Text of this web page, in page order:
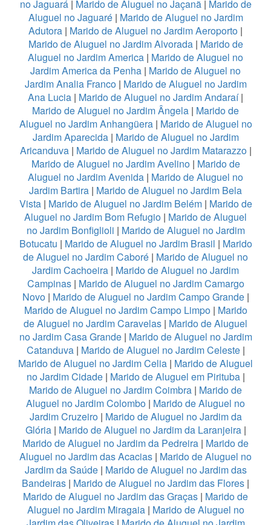
no Jaguará| Marido de Aluguel no Jaçanã| Marido de
Aluguel no Jaguaré| Marido de Aluguel no Jardim
Adutora | Marido de Aluguel no Jardim Aeroporto |
Marido de Aluguel no Jardim Alvorada| Marido de
Aluguel no Jardim America | Marido de Aluguel no
Jardim America da Penha | Marido de Aluguel no
Jardim Analia Franco| Marido de Aluguel no Jardim
Ana Lucia | Marido de Aluguel no Jardim Andaraí|
Marido de Aluguel no Jardim Ângela | Marido de
Aluguel no Jardim Anhangüera| Marido de Aluguel no
Jardim Aparecida| Marido de Aluguel no Jardim
Aricanduva| Marido de Aluguel no Jardim Matarazzo|
Marido de Aluguel no Jardim Avelino| Marido de
Aluguel no Jardim Avenida | Marido de Aluguel no
Jardim Bartira | Marido de Aluguel no Jardim Bela
Vista| Marido de Aluguel no Jardim Belém| Marido de
Aluguel no Jardim Bom Refugio | Marido de Aluguel
no Jardim Bonfiglioli | Marido de Aluguel no Jardim
Botucatu | Marido de Aluguel no Jardim Brasil | Marido
de Aluguel no Jardim Caboré | Marido de Aluguel no
Jardim Cachoeira | Marido de Aluguel no Jardim
Campinas| Marido de Aluguel no Jardim Camargo
Novo| Marido de Aluguel no Jardim Campo Grande|
Marido de Aluguel no Jardim Campo Limpo| Marido
de Aluguel no Jardim Caravelas | Marido de Aluguel
no Jardim Casa Grande| Marido de Aluguel no Jardim
Catanduva| Marido de Aluguel no Jardim Celeste|
Marido de Aluguel no Jardim Celia | Marido de Aluguel
no Jardim Cidade| Marido de Aluguel em Pirituba|
Marido de Aluguel no Jardim Coimbra | Marido de
Aluguel no Jardim Colombo | Marido de Aluguel no
Jardim Cruzeiro| Marido de Aluguel no Jardim da
Glória| Marido de Aluguel no Jardim da Laranjeira|
Marido de Aluguel no Jardim da Pedreira | Marido de
Aluguel no Jardim das Acacias | Marido de Aluguel no
Jardim da Saúde| Marido de Aluguel no Jardim das
Bandeiras | Marido de Aluguel no Jardim das Flores |
Marido de Aluguel no Jardim das Graças | Marido de
Aluguel no Jardim Miragaia| Marido de Aluguel no